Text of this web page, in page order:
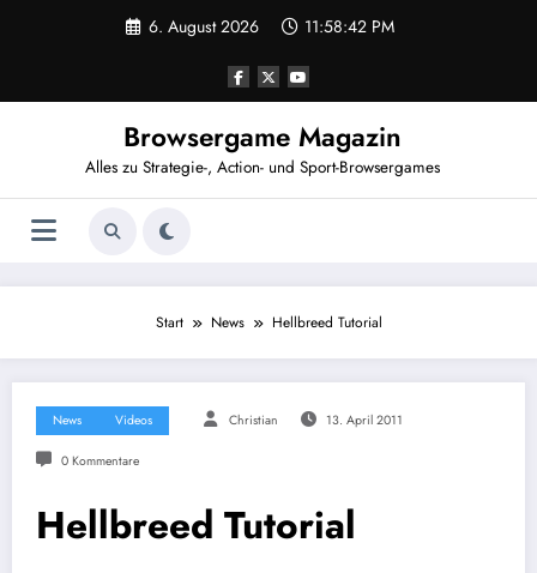
6. August 2026 11:58:42 PM
Browsergame Magazin
Alles zu Strategie-, Action- und Sport-Browsergames
Start News Hellbreed Tutorial
News Videos Christian 13. April 2011
0 Kommentare
Hellbreed Tutorial